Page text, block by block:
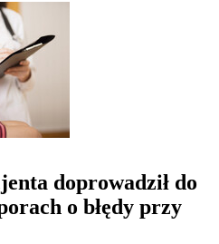
doprowadził do
o błędy przy